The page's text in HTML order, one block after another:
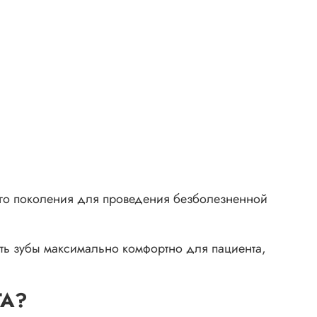
поколения для проведения безболезненной
зубы максимально комфортно для пациента,